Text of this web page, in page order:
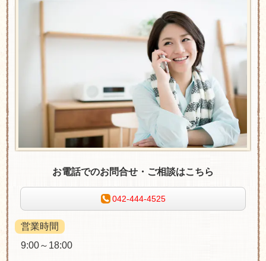
お電話でのお問合せ・ご相談はこちら
042-444-4525
営業時間
9:00～18:00